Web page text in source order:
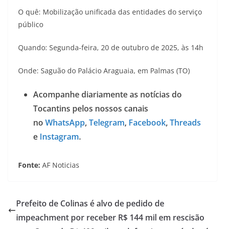
O quê: Mobilização unificada das entidades do serviço
público
Quando: Segunda-feira, 20 de outubro de 2025, às 14h
Onde: Saguão do Palácio Araguaia, em Palmas (TO)
Acompanhe diariamente as notícias do
Tocantins pelos nossos canais
no WhatsApp,Telegram, Facebook,Threads
e Instagram.
Fonte: AF Noticias
Prefeito de Colinas é alvo de pedido de
impeachment por receber R$ 144 mil em rescisão